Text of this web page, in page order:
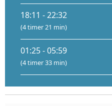
18:11 - 22:32
(4 timer 21 min)
01:25 - 05:59
(4 timer 33 min)